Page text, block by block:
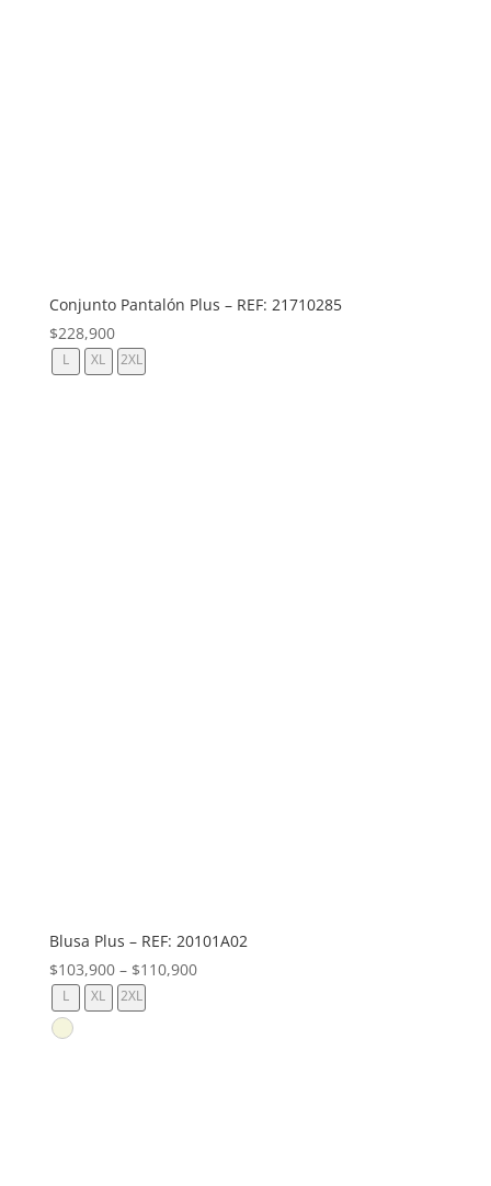
Conjunto Pantalón Plus – REF: 21710285
$228,900
L XL 2XL
Blusa Plus – REF: 20101A02
$103,900– $110,900
L XL 2XL